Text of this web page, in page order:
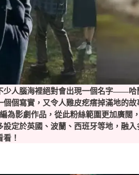
人腦海裡絕對會出現一個名字——哈
個寫實，又令人雞皮疙瘩掉滿地的故
為影劇作品，從此粉絲範圍更加廣
定於英國、波蘭、西班牙等地，融
！